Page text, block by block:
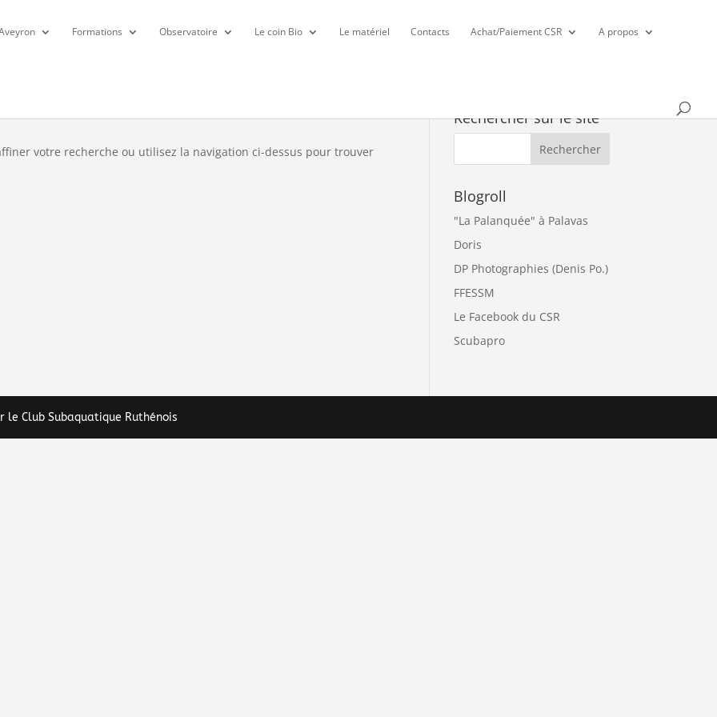
Formations Observatoire Le coin Bio Le matériel Contacts Achat/Paiement CSR A propos
votre recherche ou utilisez la navigation ci-dessus pour trouver
Rechercher sur le site
Blogroll
"La Palanquée" à Palavas
Doris
DP Photographies (Denis Po.)
FFESSM
Le Facebook du CSR
Scubapro
le Club Subaquatique Ruthénois